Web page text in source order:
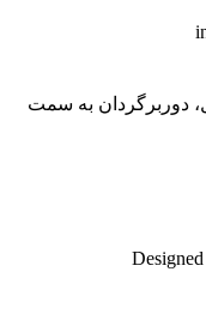
به سمت